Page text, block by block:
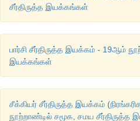
சீர்திருத்த இயக்கங்கள்
பார்சி சீர்திருத்த இயக்கம் - 19ஆம்
இயக்கங்கள்
சீக்கியர் சீர்திருத்த இயக்கம்
நூற்றாண்டில் சமூக, சமய